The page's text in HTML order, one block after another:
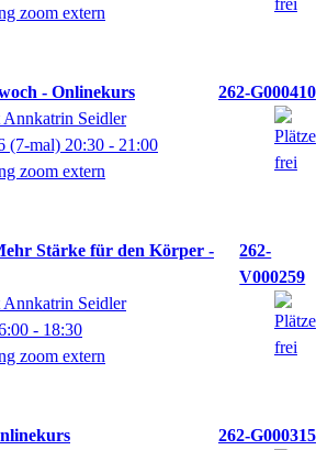
zoom extern
- Onlinekurs
262-G000410
Seidler
(7-mal) 20:30 - 21:00
zoom extern
Stärke für den Körper -
262-
V000259
Seidler
- 18:30
zoom extern
262-G000315